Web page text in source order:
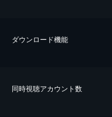
ダウンロード機能
同時視聴アカウント数